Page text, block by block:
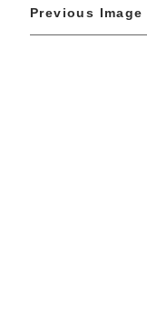
Previous Image